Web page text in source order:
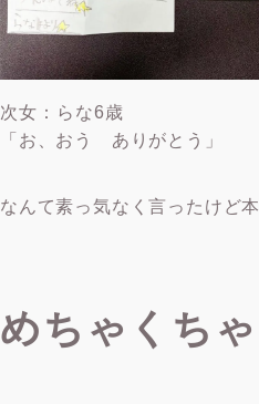
次女：らな6歳
「お、おう ありがとう」
なんて素っ気なく言ったけど
めちゃくち